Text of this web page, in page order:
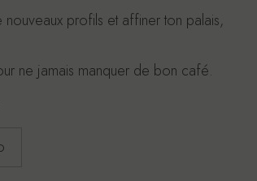
profils et affiner ton palais,
ne jamais manquer de bon café.